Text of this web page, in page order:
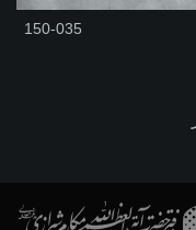
150-035